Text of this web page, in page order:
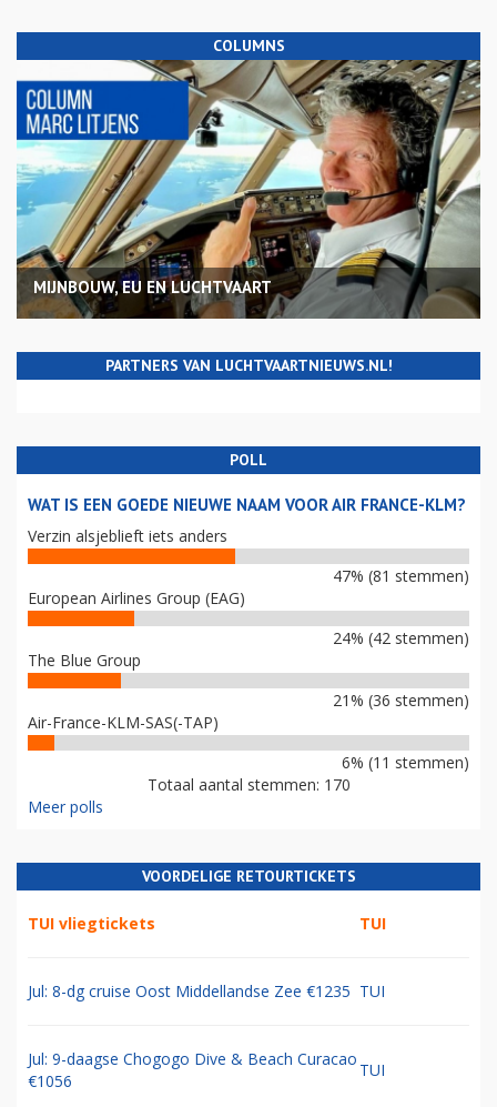
COLUMNS
MIJNBOUW, EU EN LUCHTVAART
PARTNERS VAN LUCHTVAARTNIEUWS.NL!
POLL
WAT IS EEN GOEDE NIEUWE NAAM VOOR AIR FRANCE-KLM?
Verzin alsjeblieft iets anders
47% (81 stemmen)
European Airlines Group (EAG)
24% (42 stemmen)
The Blue Group
21% (36 stemmen)
Air-France-KLM-SAS(-TAP)
6% (11 stemmen)
Totaal aantal stemmen: 170
Meer polls
VOORDELIGE RETOURTICKETS
TUI vliegtickets TUI
Jul: 8-dg cruise Oost Middellandse Zee €1235 TUI
Jul: 9-daagse Chogogo Dive & Beach Curacao
€1056
TUI